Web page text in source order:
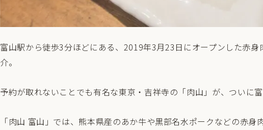
富山駅から徒歩3分ほどにある、2019年3月23日にオープンした赤身
介。
予約が取れないことでも有名な東京・吉祥寺の「肉山」が、ついに富
「肉山 富山」では、熊本県産のあか牛や黒部名水ポークなどの赤身